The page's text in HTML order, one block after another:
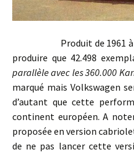
Produit de 1961 à
produire que 42.498
parallèle avec les 360.000
marqué mais Volkswagen
d’autant que cette
continent européen. A
proposée en version
de ne pas lancer cette